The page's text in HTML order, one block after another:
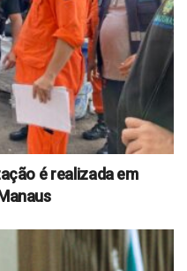
é realizada em